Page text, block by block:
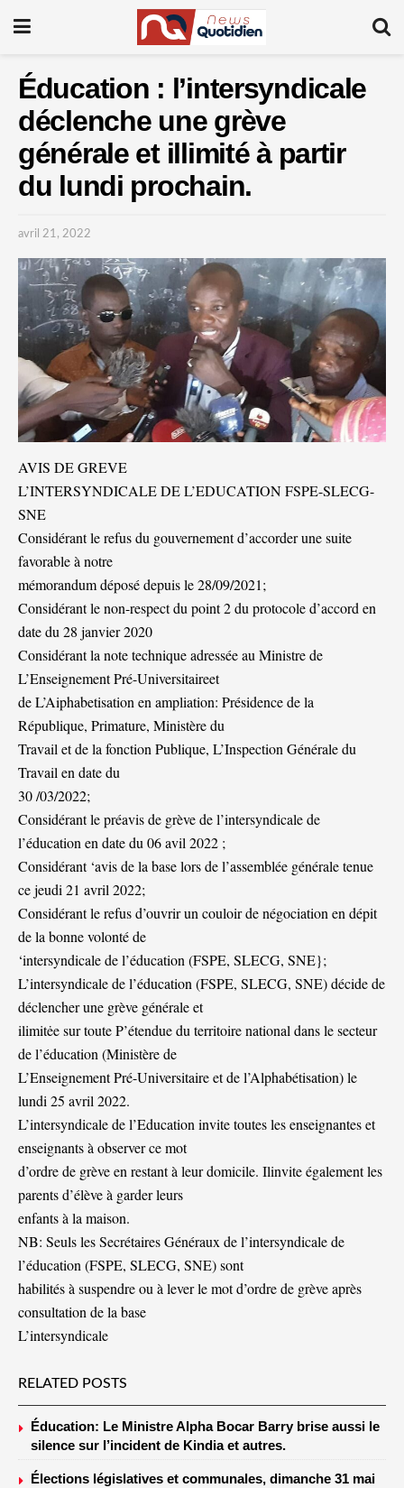
Éducation : l’intersyndicale
déclenche une grève
générale et illimité à partir
du lundi prochain.
avril 21, 2022
AVIS DE GREVE
L’INTERSYNDICALE DE L’EDUCATION FSPE-SLECG-
SNE
Considérant le refus du gouvernement d’accorder une suite
favorable à notre
mémorandum déposé depuis le 28/09/2021;
Considérant le non-respect du point 2 du protocole d’accord en
date du 28 janvier 2020
Considérant la note technique adressée au Ministre de
L’Enseignement Pré-Universitaireet
de L’Aiphabetisation en ampliation: Présidence de la
République, Primature, Ministère du
Travail et de la fonction Publique, L’Inspection Générale du
Travail en date du
30 /03/2022;
Considérant le préavis de grève de l’intersyndicale de
l’éducation en date du 06 avil 2022 ;
Considérant ‘avis de la base lors de l’assemblée générale tenue
ce jeudi 21 avril 2022;
Considérant le refus d’ouvrir un couloir de négociation en dépit
de la bonne volonté de
‘intersyndicale de l’éducation (FSPE, SLECG, SNE};
L’intersyndicale de l’éducation (FSPE, SLECG, SNE) décide de
déclencher une grève générale et
ilimitėe sur toute P’étendue du territoire national dans le secteur
de l’éducation (Ministère de
L’Enseignement Pré-Universitaire et de l’Alphabétisation) le
lundi 25 avril 2022.
L’intersyndicale de l’Education invite toutes les enseignantes et
enseignants à observer ce mot
d’ordre de grève en restant à leur domicile. Ilinvite également les
parents d’élève à garder leurs
enfants à la maison.
NB: Seuls les Secrétaires Généraux de l’intersyndicale de
l’éducation (FSPE, SLECG, SNE) sont
habilités à suspendre ou à lever le mot d’ordre de grève après
consultation de la base
L’intersyndicale
RELATED POSTS
Éducation: Le Ministre Alpha Bocar Barry brise aussi le
silence sur l’incident de Kindia et autres.
Élections législatives et communales, dimanche 31 mai